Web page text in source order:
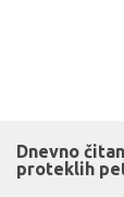
Dnevno
proteklih